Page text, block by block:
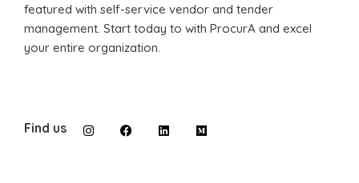
featured with self-service vendor and tender
management. Start today to with ProcurA and excel
your entire organization.
Find us